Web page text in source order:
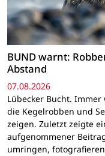
BUND warnt:
Abstand
07.08.2026
Lübecker Bucht.
die Kegelrobben und
zeigen. Zuletzt zeigte
aufgenommener
umringen,